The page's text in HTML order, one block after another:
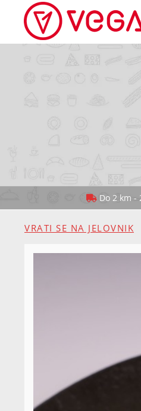
Do 2 km -
VRATI SE NA JELOVNIK